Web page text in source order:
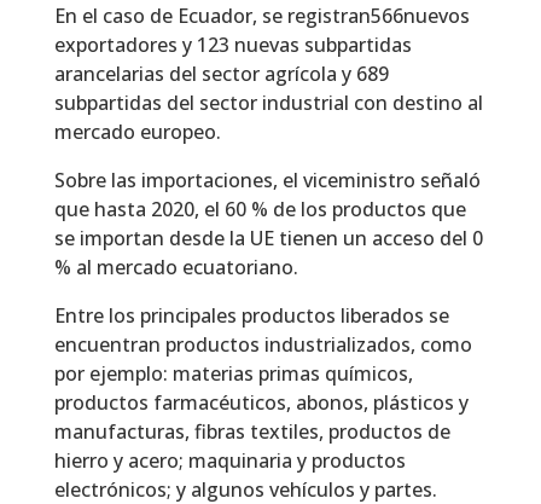
En el caso de Ecuador, se registran566nuevos
exportadores y 123 nuevas subpartidas
arancelarias del sector agrícola y 689
subpartidas del sector industrial con destino al
mercado europeo.
Sobre las importaciones, el viceministro señaló
que hasta 2020, el 60 % de los productos que
se importan desde la UE tienen un acceso del 0
% al mercado ecuatoriano.
Entre los principales productos liberados se
encuentran productos industrializados, como
por ejemplo: materias primas químicos,
productos farmacéuticos, abonos, plásticos y
manufacturas, fibras textiles, productos de
hierro y acero; maquinaria y productos
electrónicos; y algunos vehículos y partes.